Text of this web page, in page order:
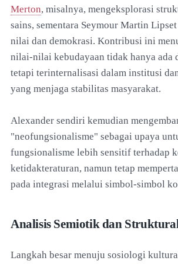
Merton, misalnya, mengeksplorasi
sains, sementara Seymour Martin
nilai dan demokrasi. Kontribusi ini
nilai-nilai kebudayaan tidak hanya ada
tetapi terinternalisasi dalam institusi
yang menjaga stabilitas masyarakat.
Alexander sendiri kemudian
"neofungsionalisme" sebagai upaya
fungsionalisme lebih sensitif terhadap
ketidakteraturan, namun tetap
pada integrasi melalui simbol-simbol
Analisis Semiotik dan
Langkah besar menuju sosiologi